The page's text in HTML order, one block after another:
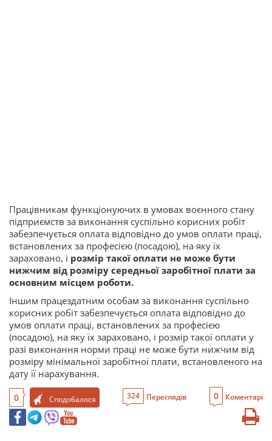
Працівникам функціонуючих в умовах воєнного стану
підприємств за виконання суспільно корисних робіт
забезпечується оплата відповідно до умов оплати праці,
встановлених за професією (посадою), на яку їх
зараховано, і розмір такої оплати не може бути
нижчим від розміру середньої заробітної плати за
основним місцем роботи.
Іншим працездатним особам за виконання суспільно
корисних робіт забезпечується оплата відповідно до
умов оплати праці, встановлених за професією
(посадою), на яку їх зараховано, і розмір такої оплати у
разі виконання норми праці не може бути нижчим від
розміру мінімальної заробітної плати, встановленого на
дату її нарахування.
0 Сподобалося 324 Переглядів 0 Коментарі